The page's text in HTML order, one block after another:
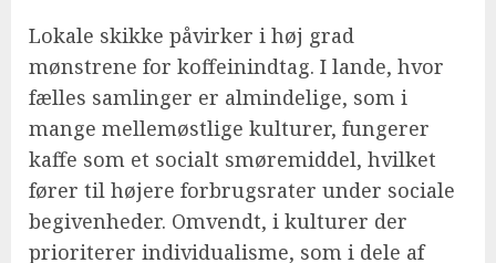
Lokale skikke påvirker i høj grad
mønstrene for koffeinindtag. I lande, hvor
fælles samlinger er almindelige, som i
mange mellemøstlige kulturer, fungerer
kaffe som et socialt smøremiddel, hvilket
fører til højere forbrugsrater under sociale
begivenheder. Omvendt, i kulturer der
prioriterer individualisme, som i dele af